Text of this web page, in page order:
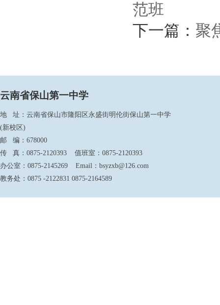
范班
下一篇： 聚
云南省保山第一中学
地 址：云南省保山市隆阳区永盛街明伦街保山第一中学
(新校区)
邮 编：678000
传 真：0875-2120393 值班室：0875-2120393
办公室：0875-2145269 Email：bsyzxb@126.com
教务处：0875 -2122831 0875-2164589